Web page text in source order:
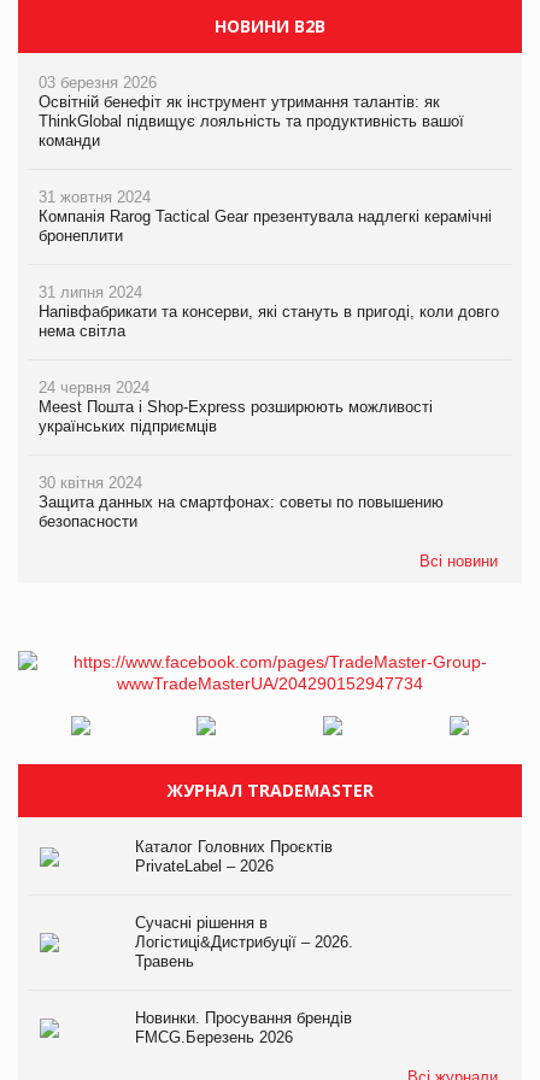
НОВИНИ B2B
03 березня 2026
Освітній бенефіт як інструмент утримання талантів: як
ThinkGlobal підвищує лояльність та продуктивність вашої
команди
31 жовтня 2024
Компанія Rarog Tactical Gear презентувала надлегкі керамічні
бронеплити
31 липня 2024
Напівфабрикати та консерви, які стануть в пригоді, коли довго
нема світла
24 червня 2024
Meest Пошта і Shop-Express розширюють можливості
українських підприємців
30 квітня 2024
Защита данных на смартфонах: советы по повышению
безопасности
Всі новини
ЖУРНАЛ TRADEMASTER
Каталог Головних Проєктів
PrivateLabel – 2026
Сучасні рішення в
Логістиці&Дистрибуції – 2026.
Травень
Новинки. Просування брендів
FMCG.Березень 2026